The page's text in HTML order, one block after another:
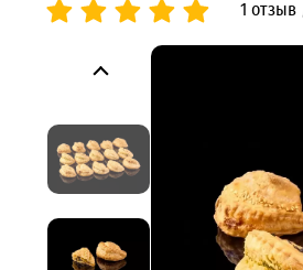
1 отзыв